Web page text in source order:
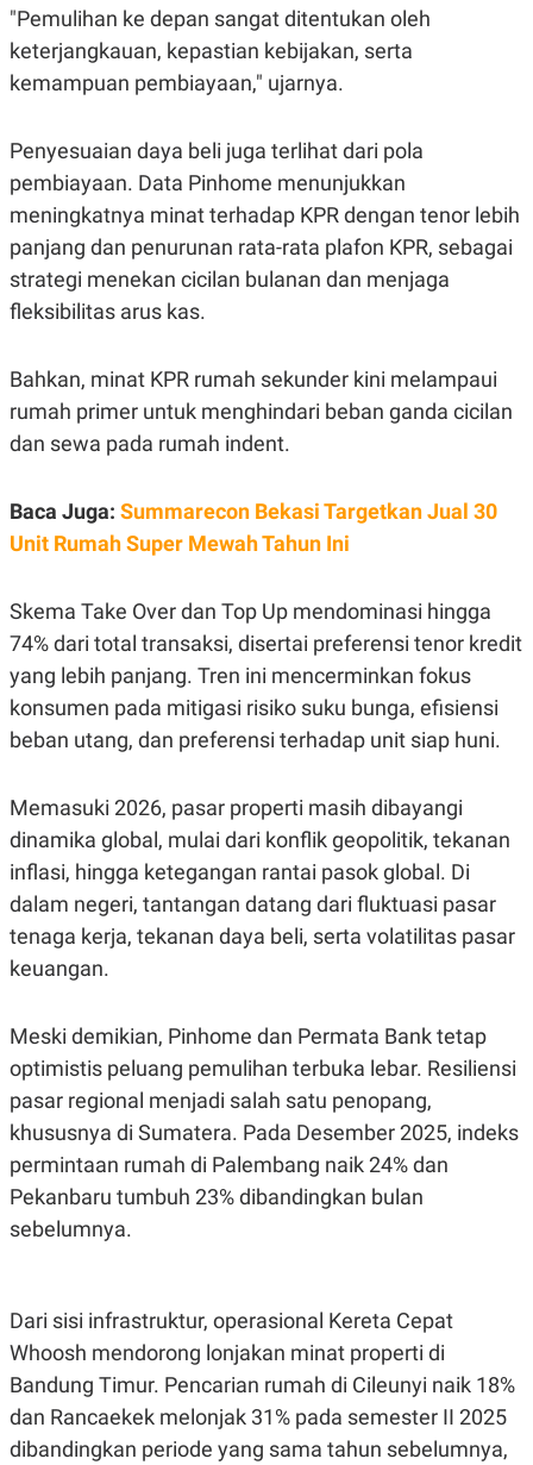
G
E
D
I
I
SITEMAP PROFILE
TERM
OF
USE
SIBER
PRIVACY
POLICY
"Pemulihan ke depan sangat ditentukan oleh
keterjangkauan, kepastian kebijakan, serta
kemampuan pembiayaan," ujarnya.
Penyesuaian daya beli juga terlihat dari pola
pembiayaan. Data Pinhome menunjukkan
meningkatnya minat terhadap KPR dengan tenor lebih
panjang dan penurunan rata-rata plafon KPR, sebagai
strategi menekan cicilan bulanan dan menjaga
fleksibilitas arus kas.
Bahkan, minat KPR rumah sekunder kini melampaui
rumah primer untuk menghindari beban ganda cicilan
dan sewa pada rumah indent.
Baca Juga: Summarecon Bekasi Targetkan Jual 30
Unit Rumah Super Mewah Tahun Ini
Skema Take Over dan Top Up mendominasi hingga
74% dari total transaksi, disertai preferensi tenor kredit
yang lebih panjang. Tren ini mencerminkan fokus
konsumen pada mitigasi risiko suku bunga, efisiensi
beban utang, dan preferensi terhadap unit siap huni.
Memasuki 2026, pasar properti masih dibayangi
dinamika global, mulai dari konflik geopolitik, tekanan
inflasi, hingga ketegangan rantai pasok global. Di
dalam negeri, tantangan datang dari fluktuasi pasar
tenaga kerja, tekanan daya beli, serta volatilitas pasar
keuangan.
Meski demikian, Pinhome dan Permata Bank tetap
optimistis peluang pemulihan terbuka lebar. Resiliensi
pasar regional menjadi salah satu penopang,
khususnya di Sumatera. Pada Desember 2025, indeks
permintaan rumah di Palembang naik 24% dan
Pekanbaru tumbuh 23% dibandingkan bulan
sebelumnya.
Dari sisi infrastruktur, operasional Kereta Cepat
Whoosh mendorong lonjakan minat properti di
Bandung Timur. Pencarian rumah di Cileunyi naik 18%
dan Rancaekek melonjak 31% pada semester II 2025
dibandingkan periode yang sama tahun sebelumnya,